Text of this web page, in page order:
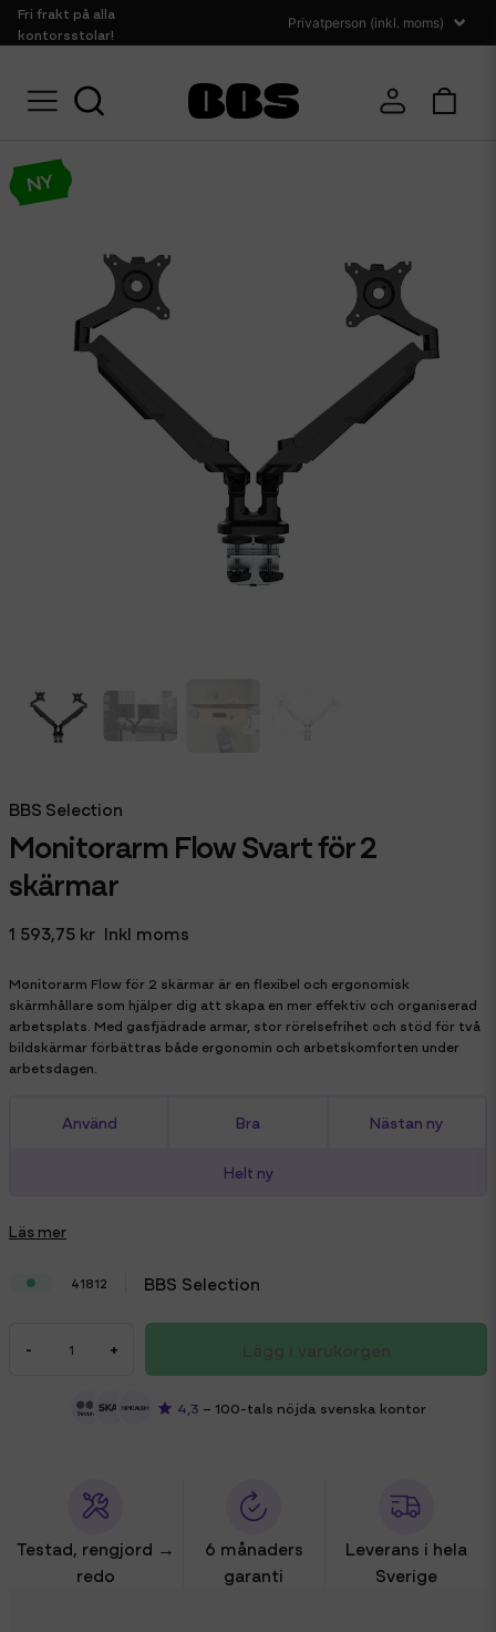
Fri frakt på alla
kontorsstolar!
Hem Kontorstillbehör Monitorarm Monitorarm Flow Svart för 2
NY
BBS Selection
Monitorarm Flow Svart för 2
skärmar
1 593,75 kr Inkl moms
Monitorarm Flow för 2 skärmar är en flexibel och ergonomisk
skärmhållare som hjälper dig att skapa en mer effektiv och organiserad
arbetsplats. Med gasfjädrade armar, stor rörelsefrihet och stöd för två
bildskärmar förbättras både ergonomin och arbetskomforten under
arbetsdagen.
Använd Bra Nästan ny
Helt ny
Läs mer
41812 BBS Selection
- +
4,3 – 100-tals nöjda svenska kontor
Testad, rengjord →
redo
6 månaders
garanti
Leverans i hela
Sverige